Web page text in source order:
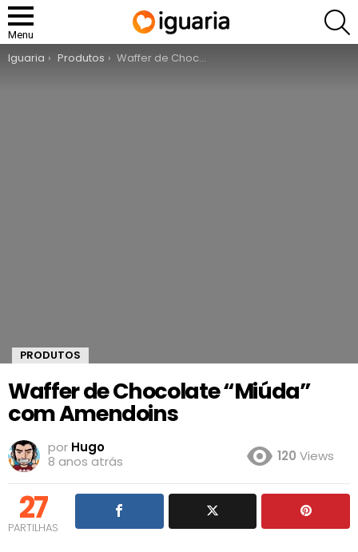
Menu
You are here:
Iguaria Produtos Waffer de Chocolate “Miúda” com Amendoins
PRODUTOS
Waffer de Chocolate “Miúda”
com Amendoins
por Hugo
8 anos atrás
120 Views
27
PARTILHAS